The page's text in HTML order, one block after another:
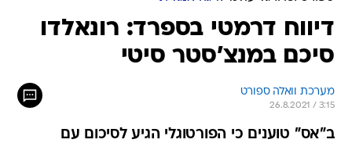
דיווח דרמטי בספרד: רונאלדו
סיכם במנצ'סטר סיטי
מערכת וואלה ספורט
26.8.2021 / 3:15
ב"אס" טוענים כי הפורטוגלי הגיע לסיכום עם